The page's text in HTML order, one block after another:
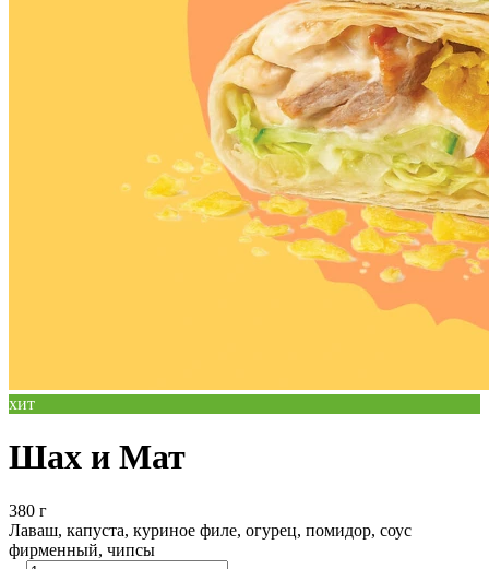
хит
Шах и Мат
380 г
Лаваш, капуста, куриное филе, огурец, помидор, соус
фирменный, чипсы